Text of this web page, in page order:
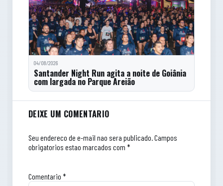
04/08/2026
Santander Night Run agita a noite de Goiânia
com largada no Parque Areião
Comentarios do artigo
DEIXE UM COMENTARIO
Seu endereco de e-mail nao sera publicado.Campos
obrigatorios estao marcados com *
Comentario *